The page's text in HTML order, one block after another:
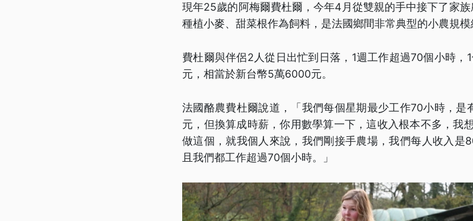
現年25歲的阿梅爾費杜爾，今年4月從雙親的手中接下了家族
種植小麥、甜菜根作為飼料，是法國鄉間非常典型的小農規模
費杜爾與伴侶2人從日出忙到日落，1週工作超過70個小時，
元，相當於新台幣5萬6000元。
法國酪農費杜爾說道，「我們每個星期最少工作70小時，
元，但換算成時薪，你用數學算一下，這收入根本不多，我
做這個，就我個人來說，我們剛接手農場，我們每人收入是
且我們都工作超過70個小時。」